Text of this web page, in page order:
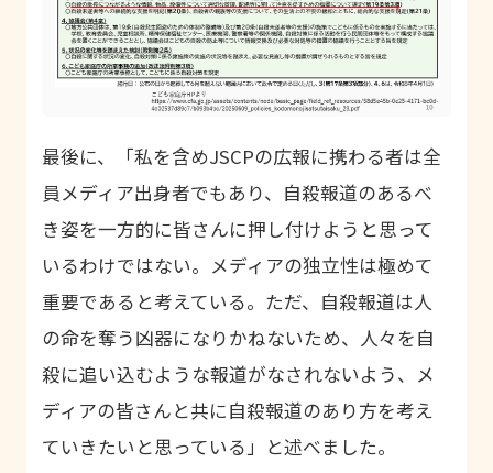
最後に、「私を含めJSCPの広報に携わる者は全
員メディア出身者でもあり、自殺報道のあるべ
き姿を一方的に皆さんに押し付けようと思って
いるわけではない。メディアの独立性は極めて
重要であると考えている。ただ、自殺報道は人
の命を奪う凶器になりかねないため、人々を自
殺に追い込むような報道がなされないよう、メ
ディアの皆さんと共に自殺報道のあり方を考え
ていきたいと思っている」と述べました。